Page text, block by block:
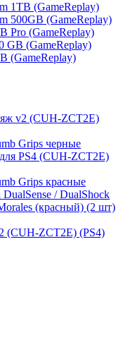
1TB (GameReplay)
500GB (GameReplay)
Pro (GameReplay)
GB (GameReplay)
(GameReplay)
v2 (CUH-ZCT2E)
Grips черные
PS4 (CUH-ZCT2E)
Grips красные
/ DualShock
(красный) (2 шт)
(CUH-ZCT2E) (PS4)